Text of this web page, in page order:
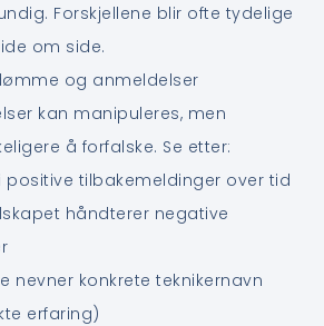
Forskjellene blir ofte tydelige
om side.
og anmeldelser
kan manipuleres, men
å forfalske. Se etter:
positive tilbakemeldinger over tid
håndterer negative
nevner konkrete teknikernavn
erfaring)